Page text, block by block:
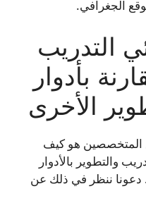
الجغرافي.
التدريب
بأدوار
الأخرى
المتخصصين هو كيف
والتطوير بالأدوار
دعونا ننظر في ذلك عن